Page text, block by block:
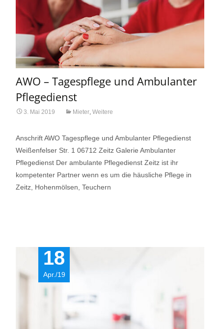
AWO – Tagespflege und Ambulanter
Pflegedienst
3. Mai 2019 Mieter Weitere
Anschrift AWO Tagespflege und Ambulanter Pflegedienst
Weißenfelser Str. 1 06712 Zeitz Galerie Ambulanter
Pflegedienst Der ambulante Pflegedienst Zeitz ist ihr
kompetenter Partner wenn es um die häusliche Pflege in
Zeitz, Hohenmölsen, Teuchern
18
Apr./19